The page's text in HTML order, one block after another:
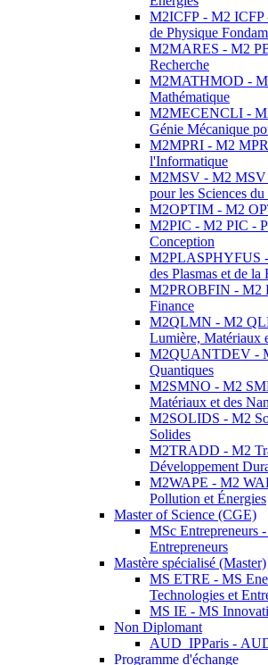
M2ICFP - M2 ICFP
de Physique
M2MARES - M2
Recherche
M2MATHMOD -
Mathématique
M2MECENCLI -
Génie Mécanique
M2MPRI - M2
l'Informatique
M2MSV - M2 MSV
pour les Sciences
M2OPTIM - M2
M2PIC - M2 PIC -
Conception
M2PLASPHYFUS
des Plasmas et de la
M2PROBFIN - M2
Finance
M2QLMN - M2
Lumière, Matériaux
M2QUANTDEV -
Quantiques
M2SMNO - M2
Matériaux et des
M2SOLIDS - M2
Solides
M2TRADD - M2
Développement
M2WAPE - M2
Pollution et Énergies
Master of Science (CGE)
MSc Entrepreneurs
Entrepreneurs
Mastère spécialisé (Master)
MS ETRE - MS
Technologies et
MS IE - MS
Non Diplomant
AUD_IPParis -
Programme d'échange